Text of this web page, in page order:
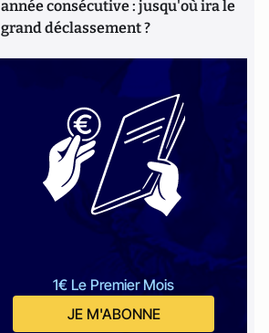
année consécutive : jusqu'où ira le
grand déclassement ?
1€ Le Premier Mois
JE M'ABONNE